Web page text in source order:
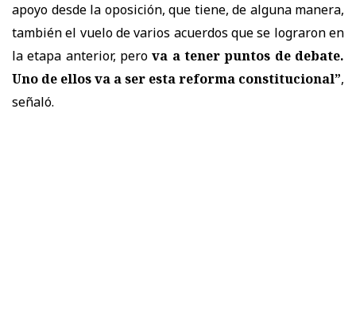
apoyo desde la oposición, que tiene, de alguna manera,
también el vuelo de varios acuerdos que se lograron en
la etapa anterior, perova a tener puntos de debate.
Uno de ellos va a ser esta reforma constitucional”,
señaló.